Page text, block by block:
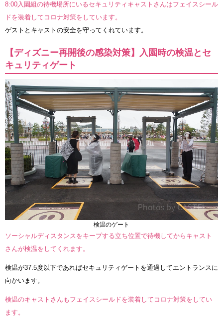
8:00入園組の待機場所にいるセキュリティキャストさんはフェイスシール
ドを装着してコロナ対策をしています。
ゲストとキャストの安全を守ってくれています。
【ディズニー再開後の感染対策】入園時の検温とセ
キュリティゲート
検温のゲート
ソーシャルディスタンスをキープする立ち位置で待機してからキャスト
さんが検温をしてくれます。
検温が37.5度以下であればセキュリティゲートを通過してエントランスに
向かいます。
検温のキャストさんもフェイスシールドを装着してコロナ対策をしてい
ます。